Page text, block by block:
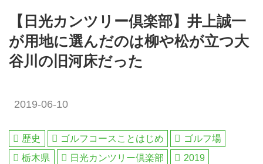
【日光カンツリー倶楽部】井上誠一
が用地に選んだのは柳や松が立つ大
谷川の旧河床だった
2019-06-10
歴史 ゴルフコースことはじめ
ゴルフ場
栃木県
日光カンツリー倶楽部
2019